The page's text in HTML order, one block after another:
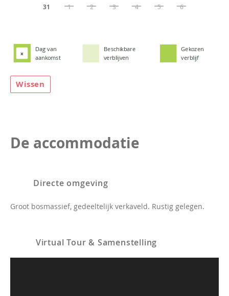
31 1 2 3 4 5 6
x
Dag van
aankomst
Beschikbare
verblijven
Gekozen
verblijf
Wissen
De accommodatie
Directe omgeving
Groot bosmassief, gedeeltelijk verkaveld. Rustig gelegen.
Virtual Tour & Samenstelling